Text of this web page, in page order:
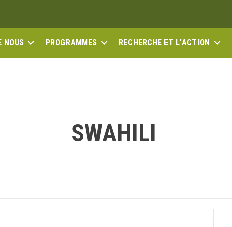
NOUS PROGRAMMES RECHERCHE ET L'ACTION
SWAHILI